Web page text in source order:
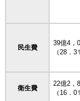
民生費
39億4，
（28．3
衛生費
22億2，
（16．0